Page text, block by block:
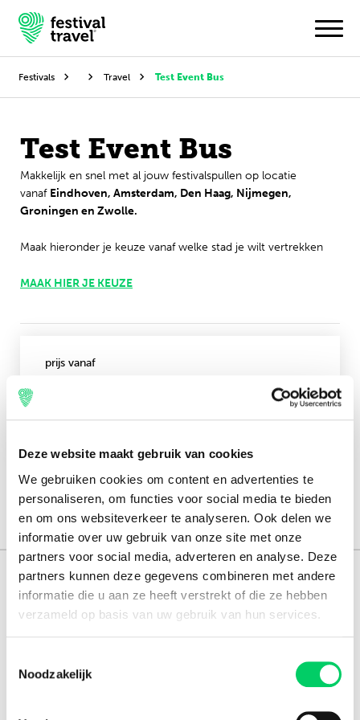
Deze website maakt gebruik van cookies
We gebruiken cookies om content en advertenties te
personaliseren, om functies voor social media te bieden
en om ons websiteverkeer te analyseren. Ook delen we
informatie over uw gebruik van onze site met onze
partners voor social media, adverteren en analyse. Deze
partners kunnen deze gegevens combineren met andere
informatie die u aan ze heeft verstrekt of die ze hebben
verzameld op basis van uw gebruik van hun services.
Noodzakelijk
Travel
Inspiratie
Contact
Nederlands
Festivals Travel Test Event Bus
Test Event Bus
Makkelijk en snel met al jouw festivalspullen op locatie
vanaf Eindhoven, Amsterdam, Den Haag, Nijmegen,
Groningen en Zwolle.
Maak hieronder je keuze vanaf welke stad je wilt vertrekken
MAAK HIER JE KEUZE
prijs vanaf
Direct boeken
165.000 reizigers+
16 jaar ervaring